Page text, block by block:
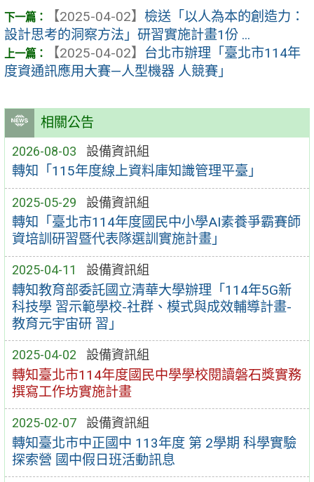
相關公告
2026-08-03 設備資訊組
轉知「115年度線上資料庫知識管理平臺」
2025-05-29 設備資訊組
轉知「臺北市114年度國民中小學AI素養爭霸賽師
資培訓研習暨代表隊選訓實施計畫」
2025-04-11 設備資訊組
轉知教育部委託國立清華大學辦理「114年5G新
科技學 習示範學校-社群、模式與成效輔導計畫-
教育元宇宙研 習」
2025-04-02 設備資訊組
轉知臺北市114年度國民中學學校閱讀磐石獎實務
撰寫工作坊實施計畫
2025-02-07 設備資訊組
轉知臺北市中正國中 113年度 第 2學期 科學實驗
探索營 國中假日班活動訊息
【2025-04-02】 檢送「以人為本的創造力：
設計思考的洞察方法」研習實施計畫1份 ...
【2025-04-02】 台北市辦理「臺北市114年
度資通訊應用大賽—人型機器 人競賽」